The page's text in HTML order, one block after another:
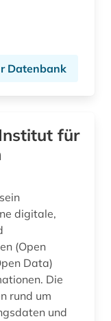
Datenbank
für
digitale,
(Open
Data)
Die
rund um
und